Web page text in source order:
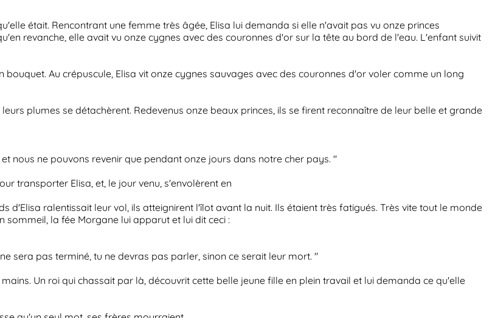
était. Rencontrant une femme très âgée, Elisa lui demanda si elle n'avait pas vu onze princes
revanche, elle avait vu onze cygnes avec des couronnes d'or sur la tête au bord de l'eau. L'enfant suivit
Au crépuscule, Elisa vit onze cygnes sauvages avec des couronnes d'or voler comme un long
plumes se détachèrent. Redevenus onze beaux princes, ils se firent reconnaître de leur belle et grande
nous ne pouvons revenir que pendant onze jours dans notre cher pays. "
transporter Elisa, et, le jour venu, s'envolèrent en
d'Elisa ralentissait leur vol, ils atteignirent l'îlot avant la nuit. Ils étaient très fatigués. Très vite tout le monde
la fée Morgane lui apparut et lui dit ceci :
sera pas terminé, tu ne devras pas parler, sinon ce serait leur mort. "
Un roi qui chassait par là, découvrit cette belle jeune fille en plein travail et lui demanda ce qu'elle